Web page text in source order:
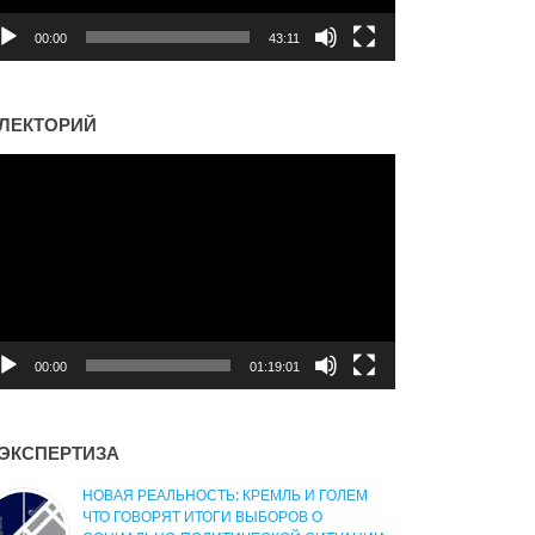
00:00 43:11
00:00 01:19:01
НОВАЯ РЕАЛЬНОСТЬ: КРЕМЛЬ И ГОЛЕМ
ЧТО ГОВОРЯТ ИТОГИ ВЫБОРОВ О